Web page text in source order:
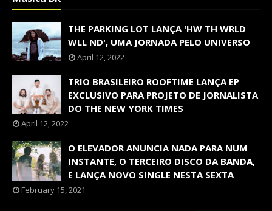
THE PARKING LOT LANÇA 'HW TH WRLD
WLL ND', UMA JORNADA PELO UNIVERSO
April 12, 2022
TRIO BRASILEIRO ROOFTIME LANÇA EP
EXCLUSIVO PARA PROJETO DE JORNALISTA
DO THE NEW YORK TIMES
April 12, 2022
O ELEVADOR ANUNCIA NADA PARA NUM
INSTANTE, O TERCEIRO DISCO DA BANDA,
E LANÇA NOVO SINGLE NESTA SEXTA
February 15, 2021